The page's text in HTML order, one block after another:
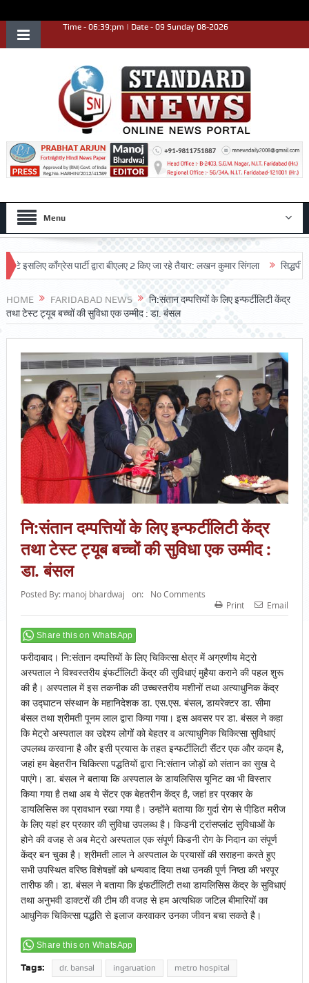
Time - 06:39:pm | Date - 09 Sunday 08-2026
Menu
काँग्रेस पार्टी द्वारा बीएलए 2 किए जा रहे तैयार: लखन कुमार सिंगला सिद्धपीठ श्री
HOME FARIDABAD NEWS
नि:संतान दम्पत्तियों के लिए इन्फर्टीलिटी केंद्र
तथा टेस्ट ट्यूब बच्चों की सुविधा एक उम्मीद : डा. बंसल
नि:संतान दम्पत्तियों के लिए इन्फर्टीलिटी केंद्र
तथा टेस्ट ट्यूब बच्चों की सुविधा एक उम्मीद :
डा. बंसल
Posted By: manoj bhardwaj on:
No Comments
Print
Email
Share this on WhatsApp
फरीदाबाद। नि:संतान दम्पत्तियों के लिए चिकित्सा क्षेत्र में अग्रणीय मेट्रो
अस्पताल ने विश्वस्तरीय इंफर्टीलिटी केंद्र की सुविधाएं मुहैया कराने की पहल शुरू
की है। अस्पताल में इस तकनीक की उच्चस्तरीय मशीनों तथा अत्याधुनिक केंद्र
का उद्घाटन संस्थान के महानिदेशक डा. एस.एस. बंसल, डायरेक्टर डा. सीमा
बंसल तथा श्रीमती पूनम लाल द्वारा किया गया। इस अवसर पर डा. बंसल ने कहा
कि मेट्रो अस्पताल का उद्देश्य लोगों को बेहतर व अत्याधुनिक चिकित्सा सुविधाएं
उपलब्ध करवाना है और इसी प्रयास के तहत इन्फर्टीलिटी सैंटर एक और कदम है,
जहां हम बेहतरीन चिकित्सा पद्धतियों द्वारा नि:संतान जोड़ों को संतान का सुख दे
पाएंगे। डा. बंसल ने बताया कि अस्पताल के डायलिसिस यूनिट का भी विस्तार
किया गया है तथा अब ये सेंटर एक बेहतरीन केंद्र है, जहां हर प्रकार के
डायलिसिस का प्रावधान रखा गया है। उन्होंने बताया कि गुर्दा रोग से पीडि़त मरीज
के लिए यहां हर प्रकार की सुविधा उपलब्ध है। किडनी ट्रांसप्लांट सुविधाओं के
होने की वजह से अब मेट्रो अस्पताल एक संपूर्ण किडनी रोग के निदान का संपूर्ण
केंद्र बन चुका है। श्रीमती लाल ने अस्पताल के प्रयासों की सराहना करते हुए
सभी उपस्थित वरिष्ठ विशेषज्ञों को धन्यवाद दिया तथा उनकी पूर्ण निष्ठा की भरपूर
तारीफ की। डा. बंसल ने बताया कि इंफर्टीलिटी तथा डायलिसिस केंद्र के सुविधाएं
तथा अनुभवी डाक्टरों की टीम की वजह से हम अत्यधिक जटिल बीमारियों का
आधुनिक चिकित्सा पद्धति से इलाज करवाकर उनका जीवन बचा सकते है।
Share this on WhatsApp
Tags: dr. bansal ingaruation metro hospital